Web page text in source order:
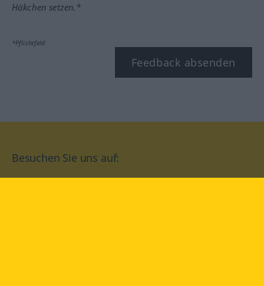
Häkchen setzen.*
*Pflichtfeld
Feedback absenden
Besuchen Sie uns auf: